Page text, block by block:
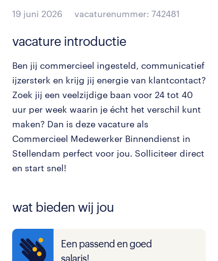
19 juni 2026 vacaturenummer: 742481
vacature introductie
Ben jij commercieel ingesteld, communicatief
ijzersterk en krijg jij energie van klantcontact?
Zoek jij een veelzijdige baan voor 24 tot 40
uur per week waarin je écht het verschil kunt
maken? Dan is deze vacature als
Commercieel Medewerker Binnendienst in
Stellendam perfect voor jou. Solliciteer direct
en start snel!
wat bieden wij jou
Een passend en goed
salaris!